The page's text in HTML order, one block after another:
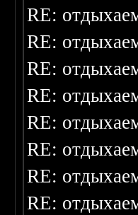
RE:
RE:
RE:
RE:
RE:
RE:
RE:
RE: